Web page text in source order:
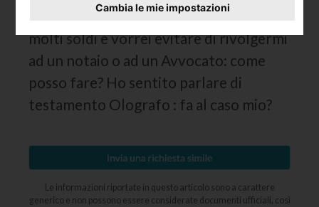
Cambia le mie impostazioni
fare testamento. Purtroppo non ho
molti soldi e vorrei evitare di rivolgermi
ad un notaio o ad un Avvocato: come
posso fare? Ho sentito parlare di
testamento Olografo : fa al caso mio?
Le informazioni riportate in questo articolo sono a carattere
generico e non possono essere considerate documenti ufficiali, così